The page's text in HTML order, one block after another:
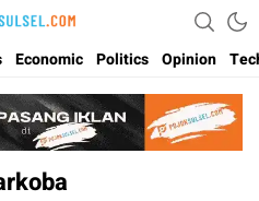
di Pojoksulsel.com
Economic Politics Opinion